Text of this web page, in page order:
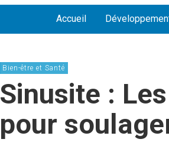
Accueil
Bien-être et Santé
Sinusite :
pour